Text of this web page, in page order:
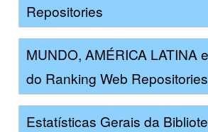
Repositories
MUNDO, AMÉRICA LATINA
do Ranking Web Repositories
Estatísticas Gerais da